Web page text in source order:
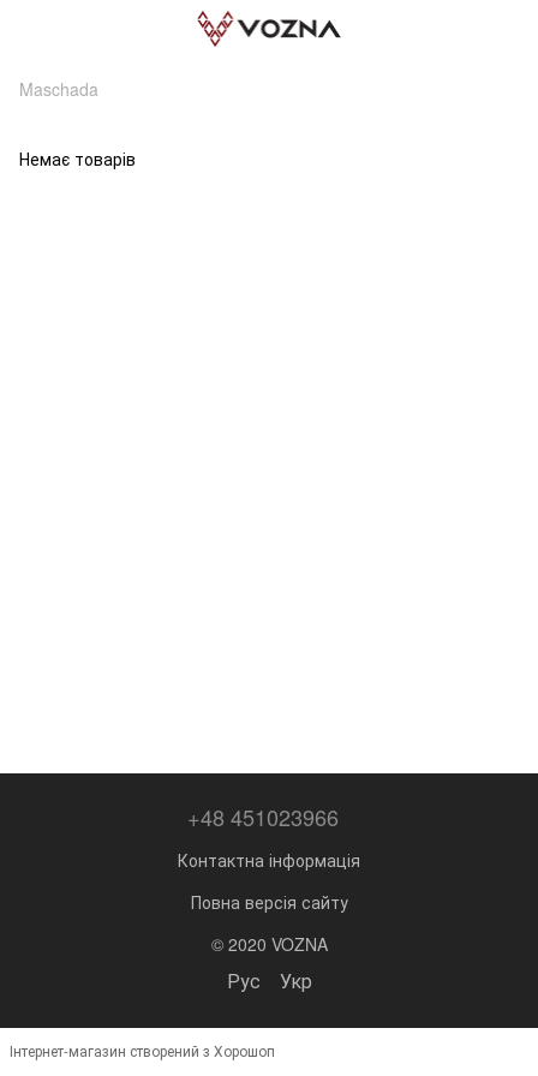
Maschada
Немає товарів
+48 451023966
Контактна інформація
Повна версія сайту
© 2020 VOZNA
Рус Укр
Інтернет-магазин створений з Хорошоп